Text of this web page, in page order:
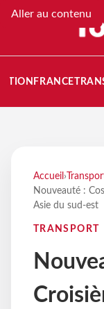
Aller au contenu
FRANCE
Accueil ›
Nouveauté :
Asie du sud-est
TRANSPORT